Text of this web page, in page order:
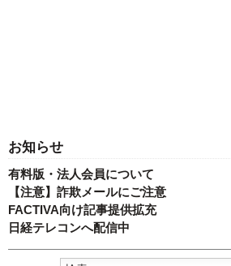
お知らせ
有料版・法人会員について
【注意】詐欺メールにご注意
FACTIVA向け記事提供拡充
日経テレコンへ配信中